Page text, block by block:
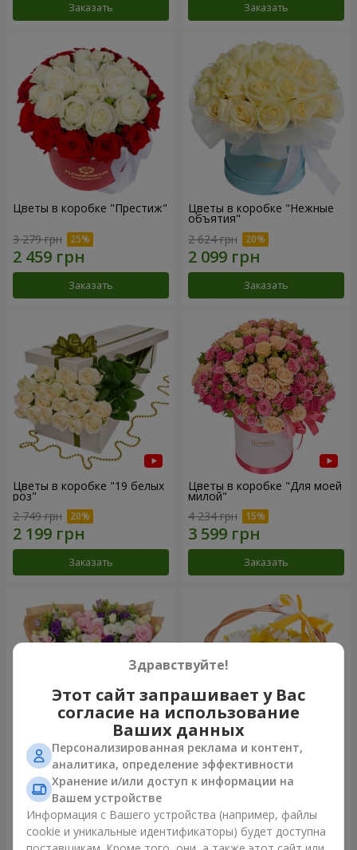
Заказать Заказать
Цветы в коробке "Престиж"
3 279 грн
Заказать
Цветы в коробке "Нежные
объятия"
2 624 грн
Заказать
Цветы в коробке "19 белых
роз"
2 749 грн
Заказать
Цветы в коробке "Для моей
милой"
4 234 грн
Заказать
15 разноцветных эустом
3 332 грн
Заказать
Корзина "Солнышко"
Заказать
Здравствуйте!
Этот сайт запрашивает у Вас
согласие на использование
Ваших данных
Персонализированная реклама и контент,
аналитика, определение эффективности
Хранение и/или доступ к информации на
Вашем устройстве
Информация с Вашего устройства (например, файлы
cookie и уникальные идентификаторы) будет доступна